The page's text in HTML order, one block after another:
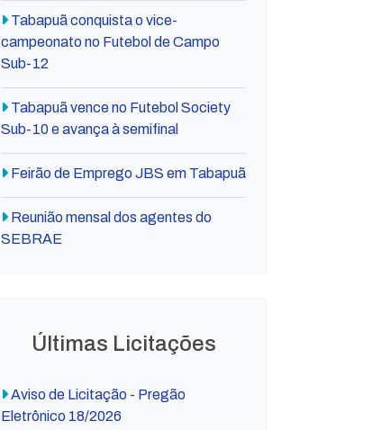
Tabapuã conquista o vice-
campeonato no Futebol de Campo
Sub-12
Tabapuã vence no Futebol Society
Sub-10 e avança à semifinal
Feirão de Emprego JBS em Tabapuã
Reunião mensal dos agentes do
SEBRAE
Últimas Licitações
Aviso de Licitação - Pregão
Eletrônico 18/2026